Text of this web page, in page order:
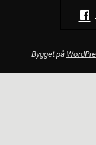
Bygget på